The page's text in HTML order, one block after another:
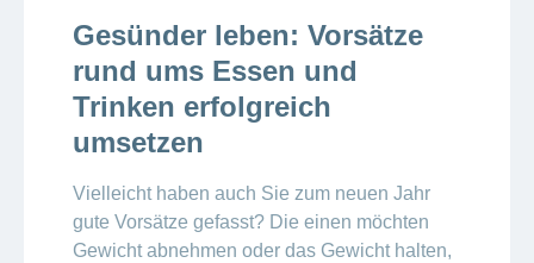
Gesünder leben: Vorsätze
rund ums Essen und
Trinken erfolgreich
umsetzen
Vielleicht haben auch Sie zum neuen Jahr
gute Vorsätze gefasst? Die einen möchten
Gewicht abnehmen oder das Gewicht halten,